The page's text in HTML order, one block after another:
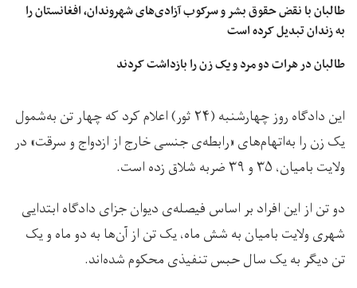
طالبان با نقض حقوق بشر و سرکوب آزادی‌های شهروندان، افغانستان را
به زندان تبدیل کرده است
طالبان در هرات دو مرد و یک زن را بازداشت کردند
این دادگاه روز چهارشنبه (۲۴ ثور) اعلام کرد که چهار تن به‌شمول
یک زن را به‌اتهام‌های «رابطه‌ی جنسی خارج از ازدواج و سرقت» در
ولایت بامیان، ۳۵ و ۳۹ ضربه شلاق زده است.
دو تن از این افراد بر اساس‌ فيصله‌ی دیوان جزای دادگاه ابتدایی
شهری ولايت باميان به شش ماه، یک تن از آن‌ها به دو ماه و یک
تن دیگر به يک سال حبس تنفیذی محکوم شده‌اند.